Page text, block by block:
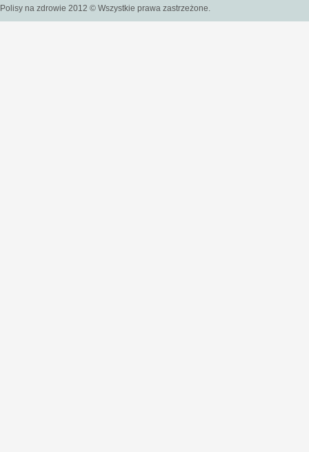
Polisy na zdrowie 2012 © Wszystkie prawa zastrzeżone.